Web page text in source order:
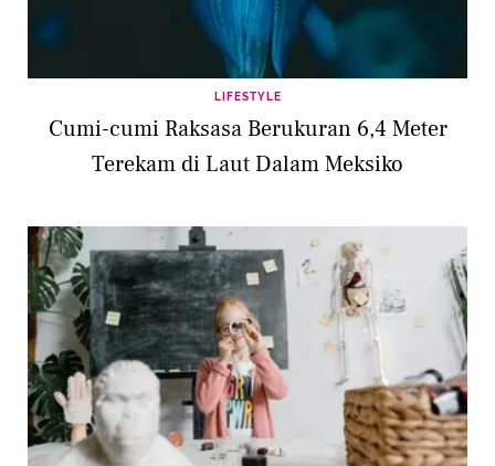
LIFESTYLE
Cumi-cumi Raksasa Berukuran 6,4 Meter
Terekam di Laut Dalam Meksiko